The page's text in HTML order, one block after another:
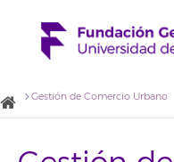
Gestión de Comercio Urbano